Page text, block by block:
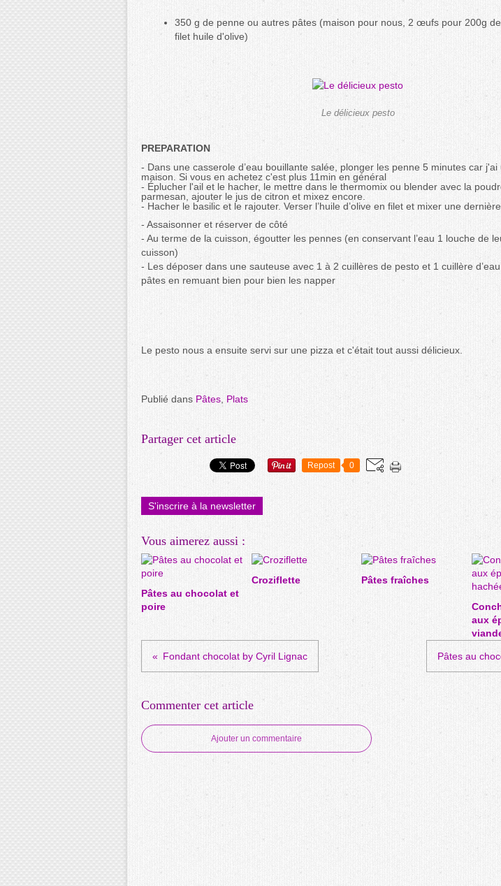
350 g de penne ou autres pâtes (maison pour nous, 2 œufs pour 200g
filet huile d'olive)
Le délicieux pesto
PREPARATION
- Dans une casserole d’eau bouillante salée, plonger les penne 5 minutes car j'ai
maison. Si vous en achetez c'est plus 11min en général
- Éplucher l'ail et le hacher, le mettre dans le thermomix ou blender avec la
parmesan, ajouter le jus de citron et mixez encore.
- Hacher le basilic et le rajouter. Verser l’huile d’olive en filet et mixer une
- Assaisonner et réserver de côté
- Au terme de la cuisson, égoutter les pennes (en conservant l’eau 1 louche de
cuisson)
- Les déposer dans une sauteuse avec 1 à 2 cuillères de pesto et 1 cuillère
pâtes en remuant bien pour bien les napper
Le pesto nous a ensuite servi sur une pizza et c'était tout aussi délicieux.
Publié dans Pâtes, Plats
Partager cet article
Repost 0
S'inscrire à la newsletter
Vous aimerez aussi :
Pâtes au chocolat et
poire
Croziflette Pâtes fraîches
aux
Fondant chocolat by Cyril Lignac Pâtes au
Commenter cet article
Ajouter un commentaire